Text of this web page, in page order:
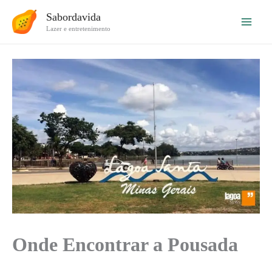
para
Sabordavida
Lazer e entretenimento
Onde Encontrar a Pousada